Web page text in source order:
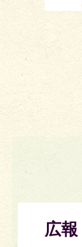
広報